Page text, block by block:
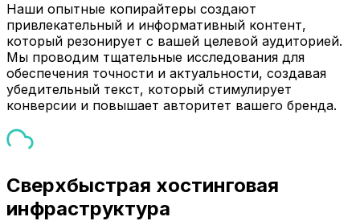
Наши опытные копирайтеры создают
привлекательный и информативный контент,
который резонирует с вашей целевой аудиторией.
Мы проводим тщательные исследования для
обеспечения точности и актуальности, создавая
убедительный текст, который стимулирует
конверсии и повышает авторитет вашего бренда.
Сверхбыстрая хостинговая
инфраструктура